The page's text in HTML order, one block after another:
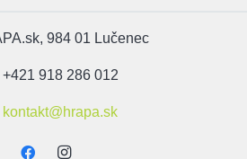
984 01 Lučenec
+421 918 286 012
kontakt@hrapa.sk